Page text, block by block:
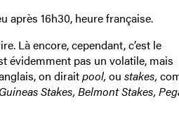
après 16h30, heure française.
Là encore, cependant, c’est le
évidemment pas un volatile, mais
on diraitpool, ou stakes,
Stakes, Belmont Stakes,